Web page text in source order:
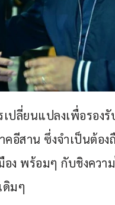
เปลี่ยนแปลงเพื่อรอง
อีสาน ซึ่งจำเป็นต้อง
ง พร้อมๆ กับชิงควา
ดิมๆ